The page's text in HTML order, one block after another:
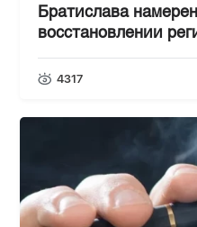
Братислава
восстановлении
4317